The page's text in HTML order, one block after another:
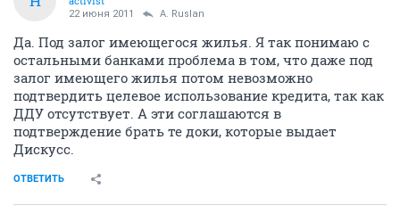
22 июня 2011 A. Ruslan
Да. Под залог имеющегося жилья. Я так понимаю с
остальными банками проблема в том, что даже под
залог имеющего жилья потом невозможно
подтвердить целевое использование кредита, так как
ДДУ отсутствует. А эти соглашаются в
подтверждение брать те доки, которые выдает
Дискусс.
ОТВЕТИТЬ